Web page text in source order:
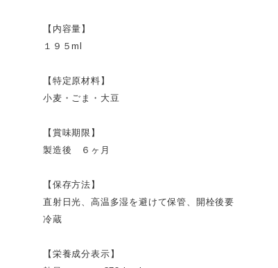
【内容量】
１９５ml
【特定原材料】
小麦・ごま・大豆
【賞味期限】
製造後 ６ヶ月
【保存方法】
直射日光、高温多湿を避けて保管、開栓後要
冷蔵
【栄養成分表示】